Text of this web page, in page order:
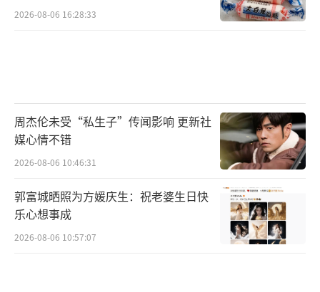
2026-08-06 16:28:33
周杰伦未受“私生子”传闻影响 更新社
媒心情不错
2026-08-06 10:46:31
郭富城晒照为方媛庆生：祝老婆生日快
乐心想事成
2026-08-06 10:57:07